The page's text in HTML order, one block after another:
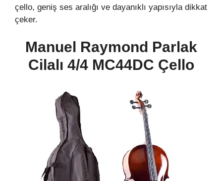
çello, geniş ses aralığı ve dayanıklı yapısıyla dikkat
çeker.
Manuel Raymond Parlak
Cilalı 4/4 MC44DC Çello